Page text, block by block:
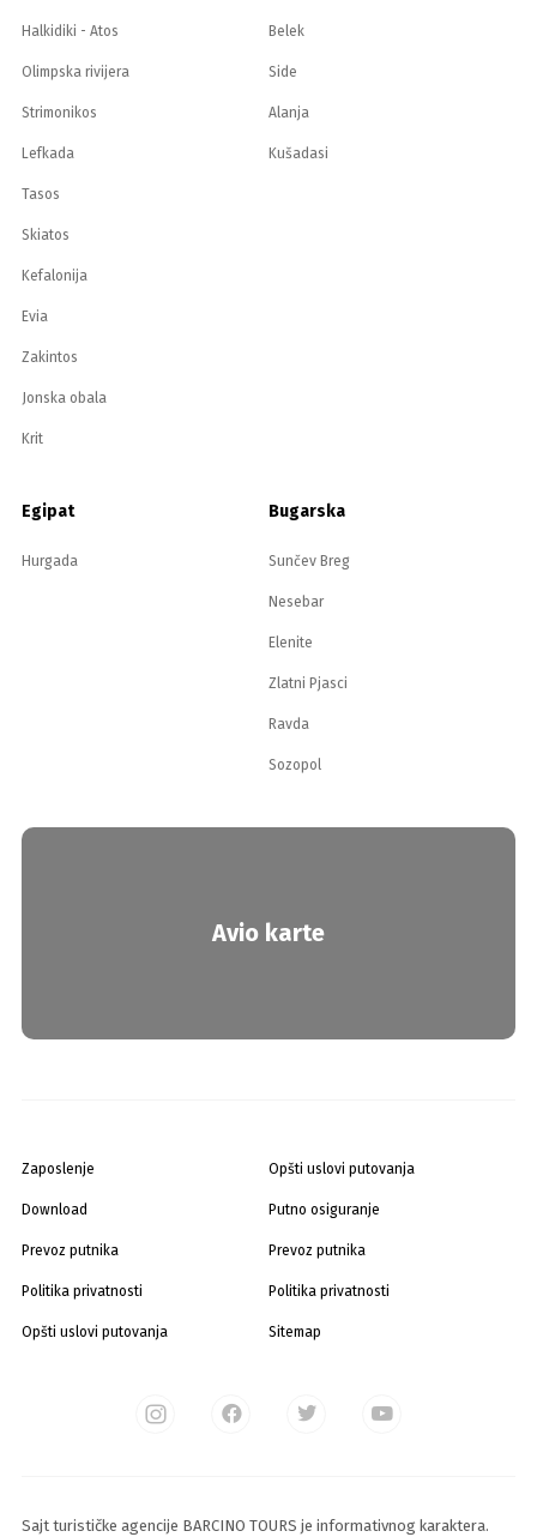
Halkidiki - Atos
Olimpska rivijera
Strimonikos
Lefkada
Tasos
Skiatos
Kefalonija
Evia
Zakintos
Jonska obala
Krit
Belek
Side
Alanja
Kušadasi
Egipat
Hurgada
Bugarska
Sunčev Breg
Nesebar
Elenite
Zlatni Pjasci
Ravda
Sozopol
Avio karte
Zaposlenje
Download
Prevoz putnika
Politika privatnosti
Opšti uslovi putovanja
Opšti uslovi putovanja
Putno osiguranje
Prevoz putnika
Politika privatnosti
Sitemap
Sajt turističke agencije BARCINO TOURS je informativnog karaktera.